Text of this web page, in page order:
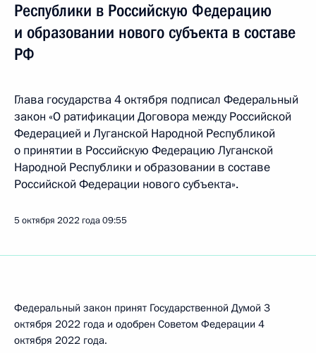
Республики в Российскую Федерацию
и образовании нового субъекта в составе
РФ
Глава государства 4 октября подписал Федеральный
закон «О ратификации Договора между Российской
Федерацией и Луганской Народной Республикой
о принятии в Российскую Федерацию Луганской
Народной Республики и образовании в составе
Российской Федерации нового субъекта».
5 октября 2022 года09:55
Федеральный закон принят Государственной Думой 3
октября 2022 года и одобрен Советом Федерации 4
октября 2022 года.